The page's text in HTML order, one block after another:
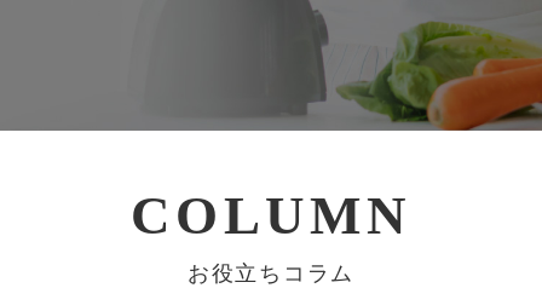
COLUMN
お役立ちコラム